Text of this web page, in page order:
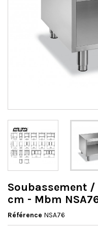
Soubassement /
cm - Mbm
Référence NSA76